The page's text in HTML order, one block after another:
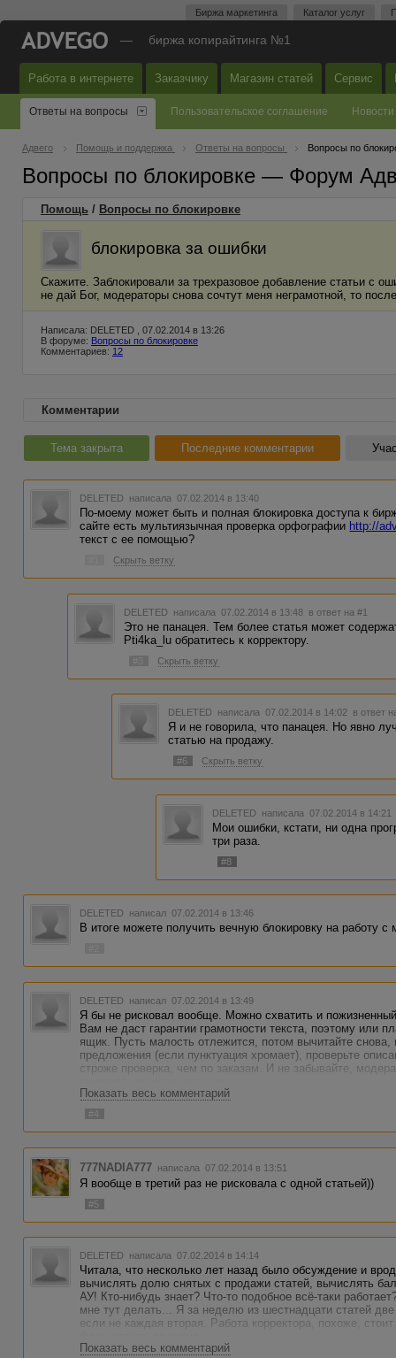
Биржа маркетинга Каталог услуг
— биржа копирайтинга №1
Работа в интернете Заказчику Магазин статей Сервис
Ответы на вопросы Пользовательское соглашение Новости
Адвего Помощь и поддержка Ответы на вопросы Вопросы по
Вопросы по блокировке — Форум
Помощь / Вопросы по блокировке
блокировка за ошибки
Скажите. Заблокировали за трехразовое добавление статьи с
не дай Бог, модераторы снова сочтут меня неграмотной, то
Написала: DELETED , 07.02.2014 в 13:26
В форуме: Вопросы по блокировке
Комментариев: 12
Комментарии
Тема закрыта Последние комментарии
DELETED написала 07.02.2014 в 13:40
По-моему может быть и полная блокировка доступа к
сайте есть мультиязычная проверка орфографии http://
текст с ее помощью?
Скрыть ветку
DELETED написала 07.02.2014 в 13:48 в ответ на #1
Это не панацея. Тем более статья может
Pti4ka_lu обратитесь к корректору.
Скрыть ветку
DELETED написала 07.02.2014 в 14:02 в ответ
Я и не говорила, что панацея. Но явно
статью на продажу.
#6 Скрыть ветку
DELETED написала 07.02.2014 в
Мои ошибки, кстати, ни одна
три раза.
#8
DELETED написал 07.02.2014 в 13:46
В итоге можете получить вечную блокировку на работу с
DELETED написал 07.02.2014 в 13:49
Я бы не рисковал вообще. Можно схватить и
Вам не даст гарантии грамотности текста, поэтому или
ящик. Пусть малость отлежится, потом вычитайте
предложения (если пунктуация хромает), проверьте
строже проверка, чем по заказам. И не забывайте,
Показать весь комментарий
#4
777NADIA777 написала 07.02.2014 в 13:51
Я вообще в третий раз не рисковала с одной статьей))
#5
DELETED написала 07.02.2014 в 14:14
Читала, что несколько лет назад было обсуждение и
вычислять долю снятых с продажи статей, вычислять
АУ! Кто-нибудь знает? Что-то подобное всё-таки
мне тут делать... Я за неделю из шестнадцати статей
если не каждая вторая. Работа корректора, похоже,
Показать весь комментарий